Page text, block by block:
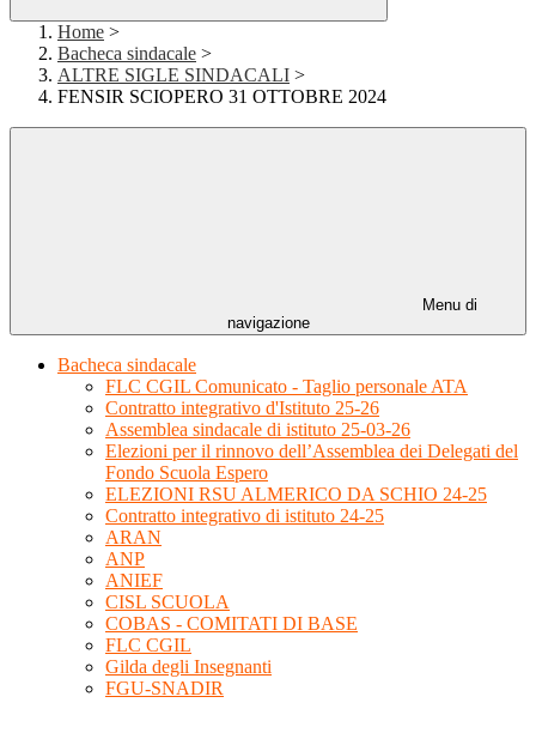
Home >
Bacheca sindacale >
ALTRE SIGLE SINDACALI >
FENSIR SCIOPERO 31 OTTOBRE 2024
Menu di
navigazione
Bacheca sindacale
FLC CGIL Comunicato - Taglio personale ATA
Contratto integrativo d'Istituto 25-26
Assemblea sindacale di istituto 25-03-26
Elezioni per il rinnovo dell’Assemblea dei Delegati del
Fondo Scuola Espero
ELEZIONI RSU ALMERICO DA SCHIO 24-25
Contratto integrativo di istituto 24-25
ARAN
ANP
ANIEF
CISL SCUOLA
COBAS - COMITATI DI BASE
FLC CGIL
Gilda degli Insegnanti
FGU-SNADIR